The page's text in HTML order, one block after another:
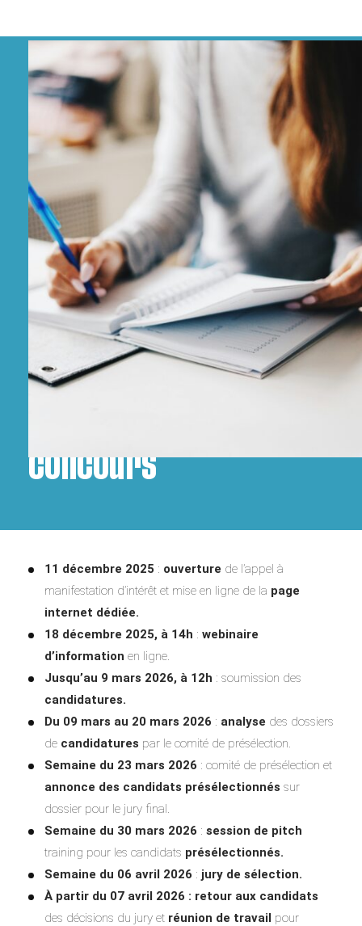
concours
11 décembre 2025 : ouverture de l’appel à
manifestation d’intérêt et mise en ligne de la page
internet dédiée.
18 décembre 2025, à 14h : webinaire
d’information en ligne.
Jusqu’au 9 mars 2026, à 12h : soumission des
candidatures.
Du 09 mars au 20 mars 2026 : analyse des dossiers
de candidatures par le comité de présélection.
Semaine du 23 mars 2026 : comité de présélection et
annonce des candidats présélectionnés sur
dossier pour le jury final.
Semaine du 30 mars 2026 : session de pitch
training pour les candidats présélectionnés.
Semaine du 06 avril 2026 : jury de sélection.
À partir du 07 avril 2026 : retour aux candidats
des décisions du jury et réunion de travail pour